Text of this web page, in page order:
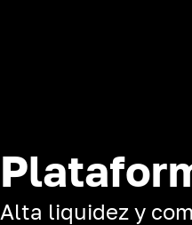
Alta liquidez y